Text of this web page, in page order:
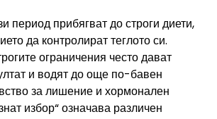
период прибягват до строги диети,
да контролират теглото си.
ограничения често дават
и водят до още по-бавен
за лишение и хормонален
избор“ означава различен